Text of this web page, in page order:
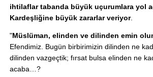
ihtilaflar tabanda büyük uçurumlara yol
Kardeşliğine büyük zararlar veriyor.
"Müslüman, elinden ve dilinden emin
Efendimiz. Bugün birbirimizin dilinden ne
dilinden vazgeçtik; fırsat bulsa elinden ne
acaba…?